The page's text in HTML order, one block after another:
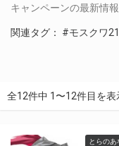
キャンペーンの最新情
関連タグ： #モスクワ
全12件中 1〜12件目を表
とらのあ